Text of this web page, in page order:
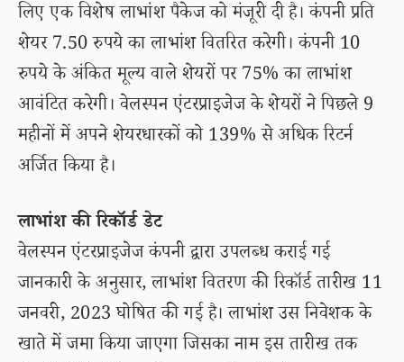
लिए एक विशेष लाभांश पैकेज को मंजूरी दी है। कंपनी प्रति
शेयर 7.50 रुपये का लाभांश वितरित करेगी। कंपनी 10
रुपये के अंकित मूल्य वाले शेयरों पर 75% का लाभांश
आवंटित करेगी। वेलस्पन एंटरप्राइजेज के शेयरों ने पिछले 9
महीनों में अपने शेयरधारकों को 139% से अधिक रिटर्न
अर्जित किया है।
लाभांश की रिकॉर्ड डेट
वेलस्पन एंटरप्राइजेज कंपनी द्वारा उपलब्ध कराई गई
जानकारी के अनुसार, लाभांश वितरण की रिकॉर्ड तारीख 11
जनवरी, 2023 घोषित की गई है। लाभांश उस निवेशक के
खाते में जमा किया जाएगा जिसका नाम इस तारीख तक